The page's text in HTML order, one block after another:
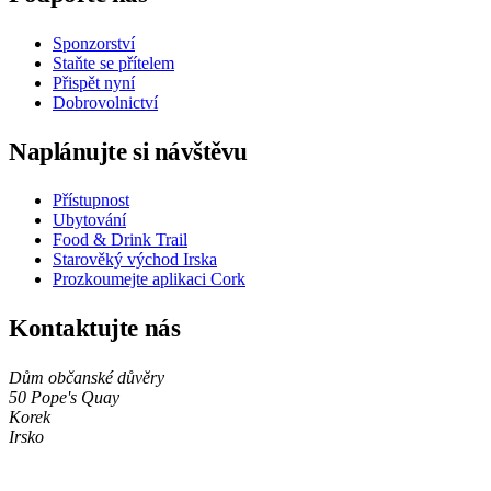
Sponzorství
Staňte se přítelem
Přispět nyní
Dobrovolnictví
Naplánujte si návštěvu
Přístupnost
Ubytování
Food & Drink Trail
Starověký východ Irska
Prozkoumejte aplikaci Cork
Kontaktujte nás
Dům občanské důvěry
50 Pope's Quay
Korek
Irsko